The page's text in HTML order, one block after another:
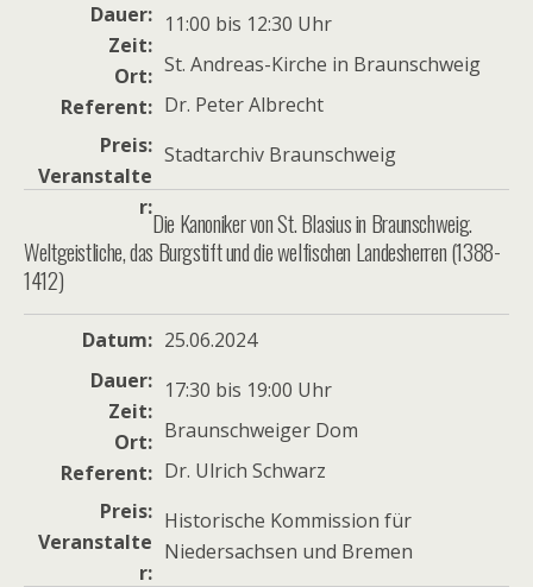
Dauer
Zeit
11:00 bis 12:30 Uhr
Ort
St. Andreas-Kirche in Braunschweig
Referent
Dr. Peter Albrecht
Preis
Veranstalte
r
Stadtarchiv Braunschweig
Die Kanoniker von St. Blasius in Braunschweig.
Weltgeistliche, das Burgstift und die welfischen Landesherren (1388-
1412)
Datum
25.06.2024
Dauer
Zeit
17:30 bis 19:00 Uhr
Ort
Braunschweiger Dom
Referent
Dr. Ulrich Schwarz
Preis
Veranstalte
r
Historische Kommission für
Niedersachsen und Bremen